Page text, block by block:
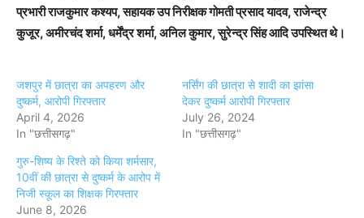
प्रभारी राजकुमार कश्यप, सहायक उप निरीक्षक गोमती प्रसाद यादव, राजेन्द्र
कुजूर, अमीरचंद शर्मा, धर्मेंद्र शर्मा, अनिल कुमार, सुरेन्द्र सिंह आदि उपस्थित थे।
जशपुर में छात्रा का अपहरण और
दुष्कर्म, आरोपी गिरफ्तार
April 4, 2026
In "छत्तीसगढ़"
नर्सिंग की छात्रा से शादी का झांसा
देकर दुष्कर्म आरोपी गिरफ्तार
July 26, 2024
In "छत्तीसगढ़"
गुरु-शिष्य के रिश्ते को किया शर्मसार,
10वीं की छात्रा से दुष्कर्म के आरोप में
निजी स्कूल का शिक्षक गिरफ्तार
June 8, 2026